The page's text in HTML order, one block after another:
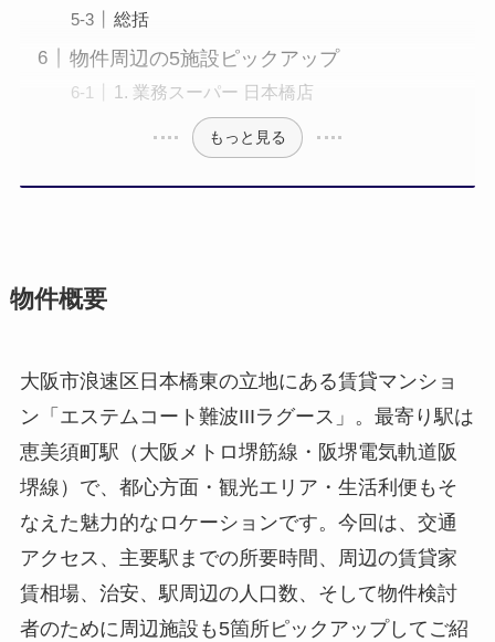
総括
物件周辺の5施設ピックアップ
1. 業務スーパー 日本橋店
もっと見る
物件概要
大阪市浪速区日本橋東の立地にある賃貸マンショ
ン「エステムコート難波IIIラグース」。最寄り駅は
恵美須町駅（大阪メトロ堺筋線・阪堺電気軌道阪
堺線）で、都心方面・観光エリア・生活利便もそ
なえた魅力的なロケーションです。今回は、交通
アクセス、主要駅までの所要時間、周辺の賃貸家
賃相場、治安、駅周辺の人口数、そして物件検討
者のために周辺施設も5箇所ピックアップしてご紹